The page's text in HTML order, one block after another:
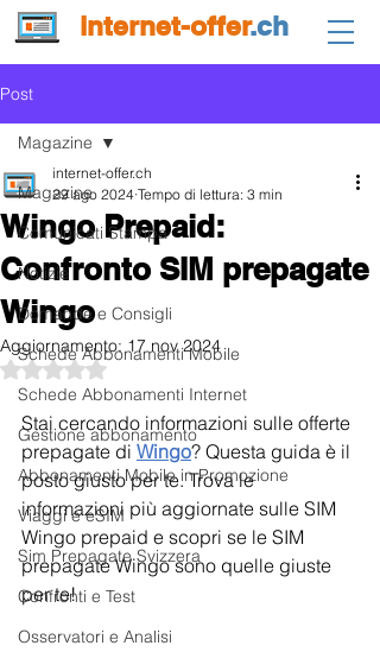
internet-offer.ch
Post
Magazine
Comunicati Stampa
Notizie
Domande e Consigli
Schede Abbonamenti Mobile
Schede Abbonamenti Internet
Gestione abbonamento
Abbonamenti Mobile in Promozione
Viaggi e eSIM
Sim Prepagate Svizzera
Confronti e Test
Osservatori e Analisi
Magazine
Wingo Prepaid:
Confronto SIM prepagate
Wingo
internet-offer.ch
29 ago 2024 Tempo di lettura: 3 min
Aggiornamento:17 nov 2024
Valutazione NaN stelle su 5.
Stai cercando informazioni sulle offerte
prepagate di Wingo? Questa guida è il
posto giusto per te. Trova le
informazioni più aggiornate sulle SIM
Wingo prepaid e scopri se le SIM
prepagate Wingo sono quelle giuste
per te!